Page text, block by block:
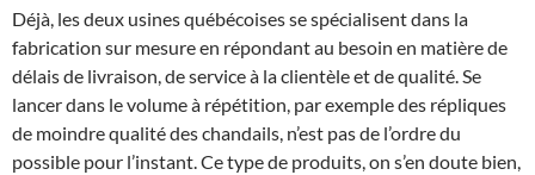
Déjà, les deux usines québécoises se spécialisent dans la
fabrication sur mesure en répondant au besoin en matière de
délais de livraison, de service à la clientèle et de qualité. Se
lancer dans le volume à répétition, par exemple des répliques
de moindre qualité des chandails, n’est pas de l’ordre du
possible pour l’instant. Ce type de produits, on s’en doute bien,